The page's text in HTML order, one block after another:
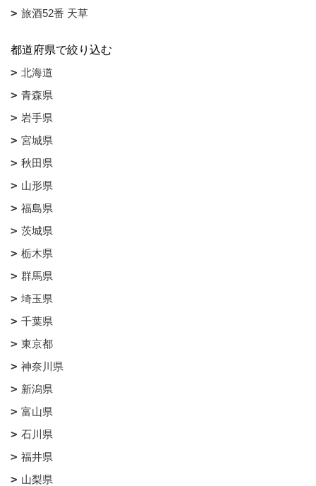
旅酒52番 天草
都道府県で絞り込む
北海道
青森県
岩手県
宮城県
秋田県
山形県
福島県
茨城県
栃木県
群馬県
埼玉県
千葉県
東京都
神奈川県
新潟県
富山県
石川県
福井県
山梨県